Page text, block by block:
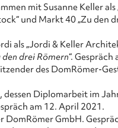
mit Susanne Keller
und Markt 40 „Zu den
als „Jordi & Keller
den drei Römern“.
des DomRömer-
Diplomarbeit im
am 12. April 2021.
GmbH.